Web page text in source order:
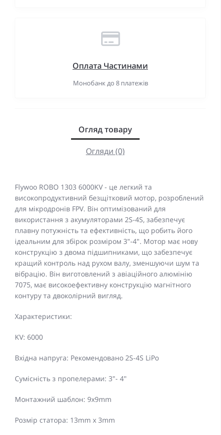
Оплата Частинами
Монобанк до 8 платежів
Огляд товару
Огляди (0)
Flywoo ROBO 1303 6000KV - це легкий та
високопродуктивний безщітковий мотор, розроблений
для мікродронів FPV. Він оптимізований для
використання з акумуляторами 2S-4S, забезпечує
плавну потужність та ефективність, що робить його
ідеальним для збірок розміром 3"-4". Мотор має нову
конструкцію з двома підшипниками, що забезпечує
кращий контроль над рухом валу, зменшуючи шум та
вібрацію. Він виготовлений з авіаційного алюмінію
7075, має високоефективну конструкцію магнітного
контуру та двоколірний вигляд.
Характеристики:
KV: 6000
Вхідна напруга: Рекомендовано 2S-4S LiPo
Сумісність з пропелерами: 3"- 4"
Монтажний шаблон: 9x9mm
Розмір статора: 13mm x 3mm